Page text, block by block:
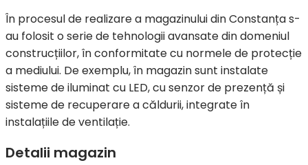
În procesul de realizare a magazinului din Constanța s-
au folosit o serie de tehnologii avansate din domeniul
construcțiilor, în conformitate cu normele de protecție
a mediului. De exemplu, în magazin sunt instalate
sisteme de iluminat cu LED, cu senzor de prezență și
sisteme de recuperare a căldurii, integrate în
instalațiile de ventilație.
Detalii magazin